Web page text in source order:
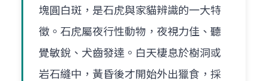
塊圓白斑，是石虎與家貓辨識的一大特
徵。石虎屬夜行性動物，夜視力佳、聽
覺敏銳、犬齒發達。白天棲息於樹洞或
岩石縫中，黃昏後才開始外出獵食，採